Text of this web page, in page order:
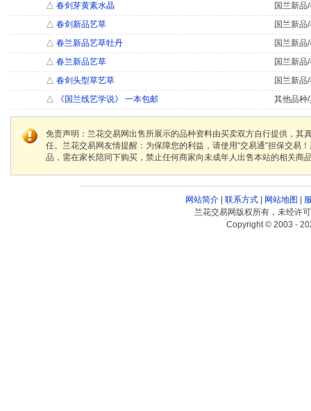
△ 春剑芽黄素水晶
国兰新品
△ 春剑新品艺草
国兰新品
△ 春兰新品艺草牡丹
国兰新品
△ 春兰新品艺草
国兰新品
△ 春剑头型草艺草
国兰新品
△ 《国兰线艺学说》 一本包邮 其他品种
免责声明：兰花交易网出售所展示的品种资料由买卖双方自行提供，
任。兰花交易网友情提醒：为保障您的利益，请使用“交易通”担保交
品，需在家长陪同下购买，禁止任何商家向未成年人出售本站的相关商
网站简介| 联系方式| 网站地图
兰花交易网版权所有，未经许
Copyright © 2003 -